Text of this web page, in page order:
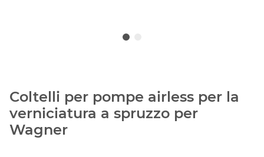
Coltelli per pompe airless per la
verniciatura a spruzzo per
Wagner